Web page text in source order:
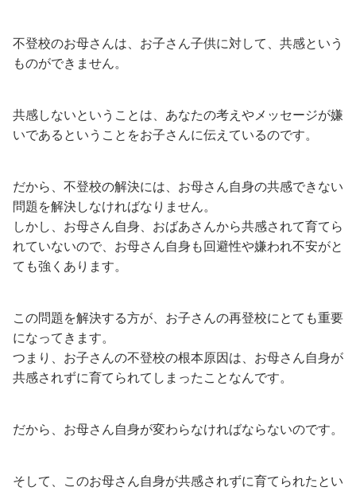
不登校のお母さんは、お子さん子供に対して、共感という
ものができません。
共感しないということは、あなたの考えやメッセージが嫌
いであるということをお子さんに伝えているのです。
だから、不登校の解決には、お母さん自身の共感できない
問題を解決しなければなりません。
しかし、お母さん自身、おばあさんから共感されて育てら
れていないので、お母さん自身も回避性や嫌われ不安がと
ても強くあります。
この問題を解決する方が、お子さんの再登校にとても重要
になってきます。
つまり、お子さんの不登校の根本原因は、お母さん自身が
共感されずに育てられてしまったことなんです。
だから、お母さん自身が変わらなければならないのです。
そして、このお母さん自身が共感されずに育てられたとい